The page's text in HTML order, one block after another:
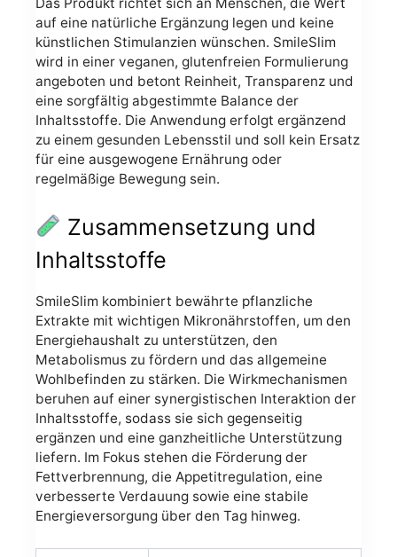
auf eine natürliche Ergänzung legen und keine
künstlichen Stimulanzien wünschen. SmileSlim
wird in einer veganen, glutenfreien Formulierung
angeboten und betont Reinheit, Transparenz und
eine sorgfältig abgestimmte Balance der
Inhaltsstoffe. Die Anwendung erfolgt ergänzend
zu einem gesunden Lebensstil und soll kein Ersatz
für eine ausgewogene Ernährung oder
regelmäßige Bewegung sein.
Zusammensetzung und
Inhaltsstoffe
SmileSlim kombiniert bewährte pflanzliche
Extrakte mit wichtigen Mikronährstoffen, um den
Energiehaushalt zu unterstützen, den
Metabolismus zu fördern und das allgemeine
Wohlbefinden zu stärken. Die Wirkmechanismen
beruhen auf einer synergistischen Interaktion der
Inhaltsstoffe, sodass sie sich gegenseitig
ergänzen und eine ganzheitliche Unterstützung
liefern. Im Fokus stehen die Förderung der
Fettverbrennung, die Appetitregulation, eine
verbesserte Verdauung sowie eine stabile
Energieversorgung über den Tag hinweg.